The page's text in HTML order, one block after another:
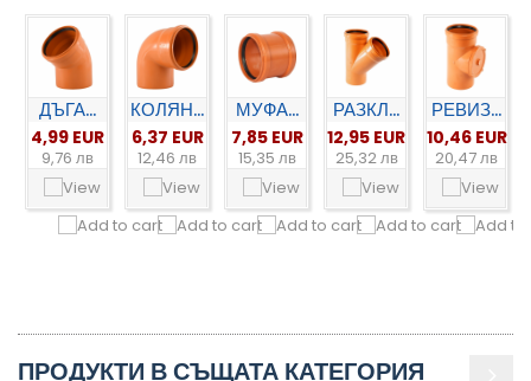
ДЪГА...
4,99 EUR
9,76 лв
КОЛЯН...
6,37 EUR
12,46 лв
МУФА...
7,85 EUR
15,35 лв
РАЗКЛ...
12,95 EUR
25,32 лв
РЕВИЗ...
10,46 EUR
20,47 лв
ПРОДУКТИ В СЪЩАТА КАТЕГОРИЯ